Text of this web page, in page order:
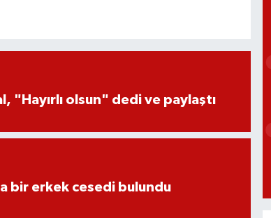
"Hayırlı olsun" dedi ve paylaştı
bir erkek cesedi bulundu